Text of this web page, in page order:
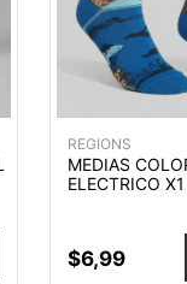
REGIONS
MEDIAS
ELECTRICO X1
$6,99